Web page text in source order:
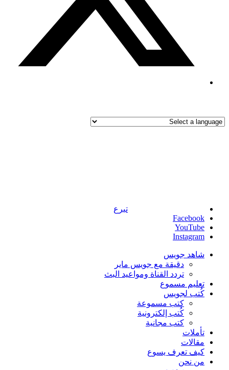
تبرع
Facebook
YouTube
Instagram
شاهد جويس
دقيقة مع جويس ماير
تردد القناة ومواعيد البث
تعليم مسموع
كُتب لجويس
كتب مسموعة
كُتب إلكترونية
كتب مجانية
تأملات
مقالات
كيف تعرف يسوع
من نحن